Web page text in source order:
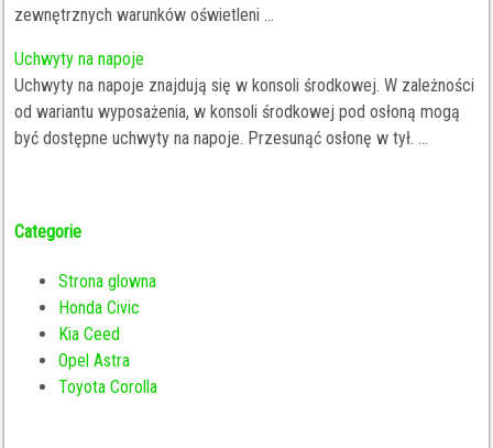
zewnętrznych warunków oświetleni ...
Uchwyty na napoje
Uchwyty na napoje znajdują się w konsoli środkowej. W zależności
od wariantu wyposażenia, w konsoli środkowej pod osłoną mogą
być dostępne uchwyty na napoje. Przesunąć osłonę w tył. ...
Categorie
Strona glowna
Honda Civic
Kia Ceed
Opel Astra
Toyota Corolla